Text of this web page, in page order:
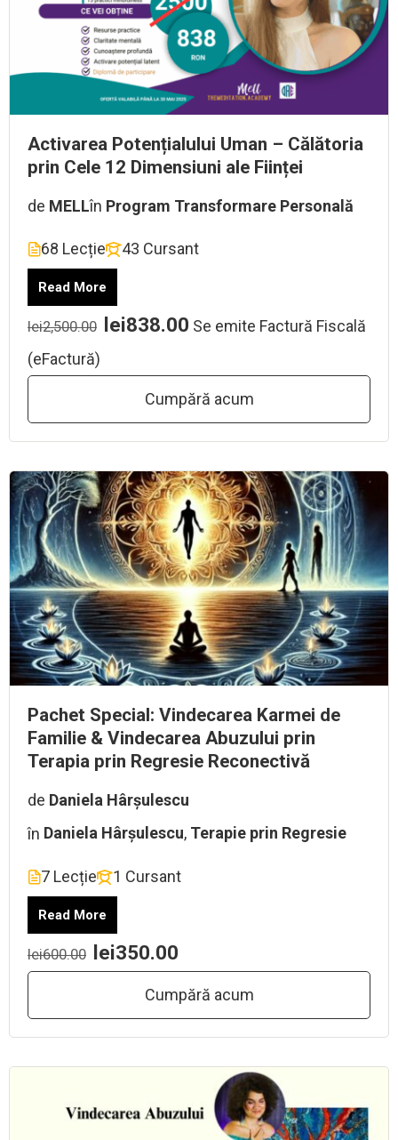
Activarea Potențialului Uman – Călătoria
prin Cele 12 Dimensiuni ale Ființei
de MELLîn Program Transformare Personală
68 Lecție 43 Cursant
Read More
lei2,500.00 lei838.00 Se emite Factură Fiscală
(eFactură)
Cumpără acum
Pachet Special: Vindecarea Karmei de
Familie & Vindecarea Abuzului prin
Terapia prin Regresie Reconectivă
de Daniela Hârșulescu
în Daniela Hârșulescu, Terapie prin Regresie
7 Lecție 1 Cursant
Read More
lei600.00 lei350.00
Cumpără acum